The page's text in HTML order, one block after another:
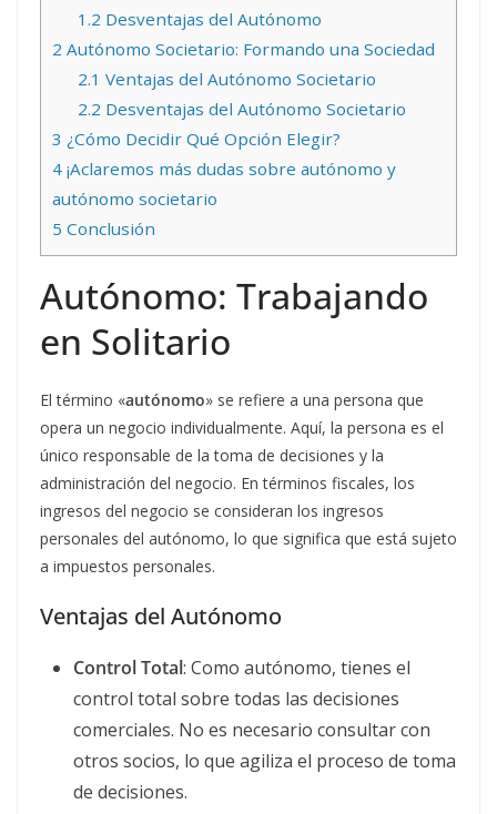
1.2 Desventajas del Autónomo
2 Autónomo Societario: Formando una Sociedad
2.1 Ventajas del Autónomo Societario
2.2 Desventajas del Autónomo Societario
3 ¿Cómo Decidir Qué Opción Elegir?
4 ¡Aclaremos más dudas sobre autónomo y
autónomo societario
5 Conclusión
Autónomo: Trabajando
en Solitario
El término «autónomo» se refiere a una persona que
opera un negocio individualmente. Aquí, la persona es el
único responsable de la toma de decisiones y la
administración del negocio. En términos fiscales, los
ingresos del negocio se consideran los ingresos
personales del autónomo, lo que significa que está sujeto
a impuestos personales.
Ventajas del Autónomo
Control Total: Como autónomo, tienes el
control total sobre todas las decisiones
comerciales. No es necesario consultar con
otros socios, lo que agiliza el proceso de toma
de decisiones.